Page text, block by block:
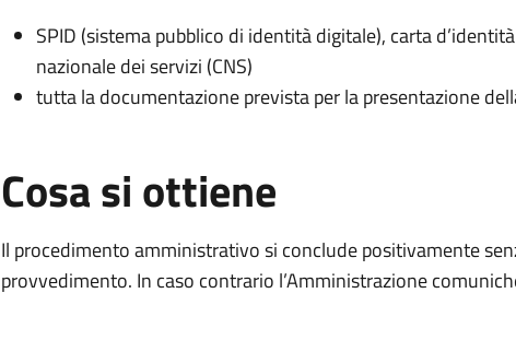
SPID (sistema pubblico di identità digitale), carta
nazionale dei servizi (CNS)
tutta la documentazione prevista per la presentazione
Cosa si ottiene
Il procedimento amministrativo si conclude positivamente
provvedimento. In caso contrario l’Amministrazione